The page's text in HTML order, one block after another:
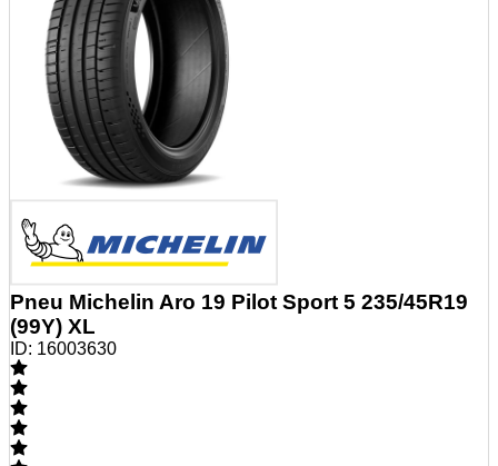
Pneu Michelin Aro 19 Pilot Sport 5 235/45R19
(99Y) XL
ID: 16003630